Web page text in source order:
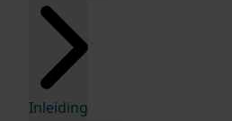
Inleiding